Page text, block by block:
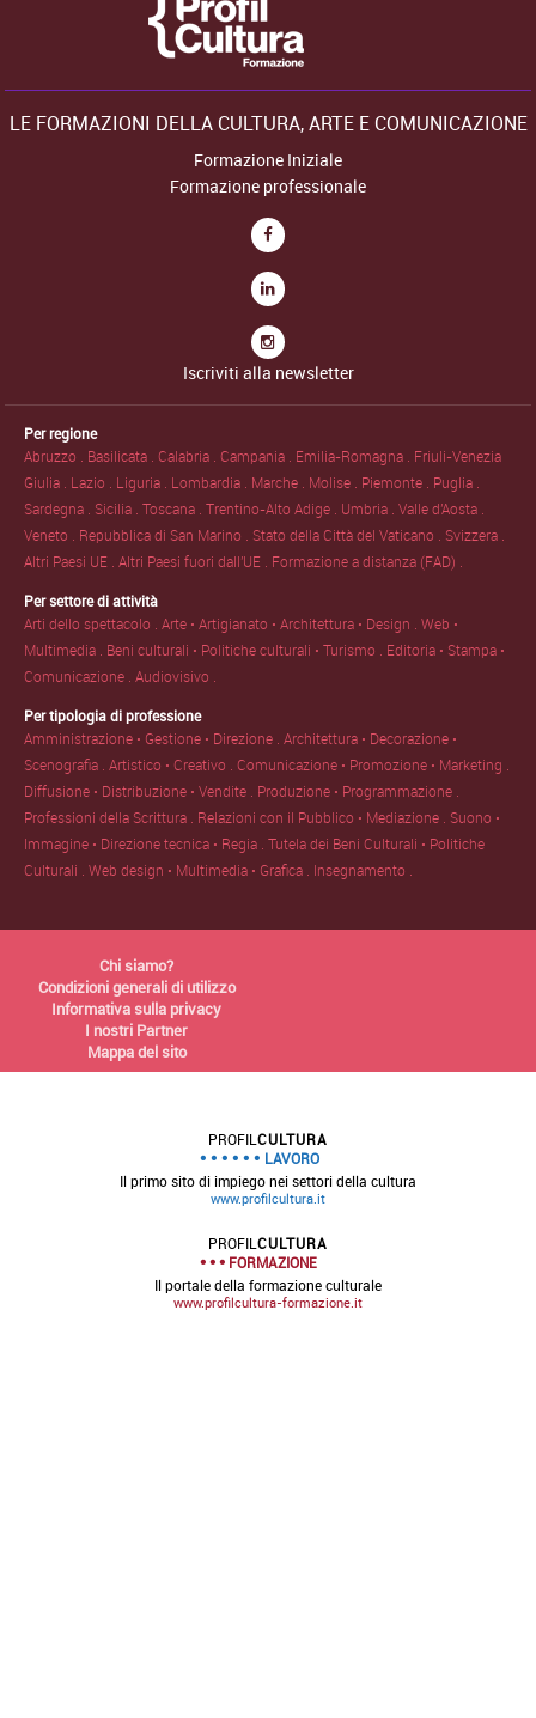
LE FORMAZIONI DELLA CULTURA, ARTE E COMUNICAZIONE
Formazione Iniziale
Formazione professionale
Iscriviti alla newsletter
Per regione
Abruzzo . Basilicata .Calabria .Campania . Emilia-Romagna . Friuli-Venezia
Giulia . Lazio . Liguria . Lombardia . Marche . Molise . Piemonte . Puglia .
Sardegna . Sicilia .Toscana .Trentino-Alto Adige . Umbria .Valle d'Aosta .
Veneto . Repubblica di San Marino . Stato della Città del Vaticano . Svizzera .
Altri Paesi UE .Altri Paesi fuori dall'UE . Formazione a distanza (FAD) .
Per settore di attività
Arti dello spettacolo .Arte • Artigianato • Architettura • Design .Web •
Multimedia . Beni culturali • Politiche culturali • Turismo . Editoria • Stampa •
Comunicazione .Audiovisivo .
Per tipologia di professione
Amministrazione • Gestione • Direzione .Architettura • Decorazione •
Scenografia .Artistico • Creativo .Comunicazione • Promozione • Marketing .
Diffusione • Distribuzione • Vendite . Produzione • Programmazione .
Professioni della Scrittura . Relazioni con il Pubblico • Mediazione . Suono •
Immagine • Direzione tecnica • Regia .Tutela dei Beni Culturali • Politiche
Culturali .Web design • Multimedia • Grafica . Insegnamento .
Chi siamo?
Condizioni generali di utilizzo
Informativa sulla privacy
I nostri Partner
Mappa del sito
PROFILCULTURA
LAVORO
Il primo sito di impiego nei settori della cultura
www.profilcultura.it
PROFILCULTURA
FORMAZIONE
Il portale della formazione culturale
www.profilcultura-formazione.it